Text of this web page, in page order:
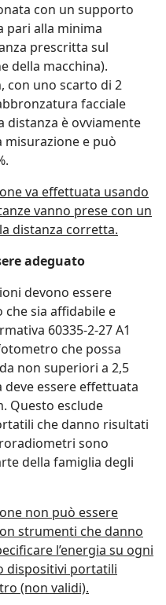
con un supporto
pari alla minima
prescritta sul
della macchina).
con uno scarto di 2
facciale
distanza è ovviamente
e può
va effettuata usando
vanno prese con un
distanza corretta.
adeguato
devono essere
sia affidabile e
60335-2-27 A1
che possa
non superiori a 2,5
essere effettuata
Questo esclude
che danno risultati
sono
della famiglia degli
non può essere
strumenti che danno
l’energia su ogni
dispositivi portatili
(non validi).